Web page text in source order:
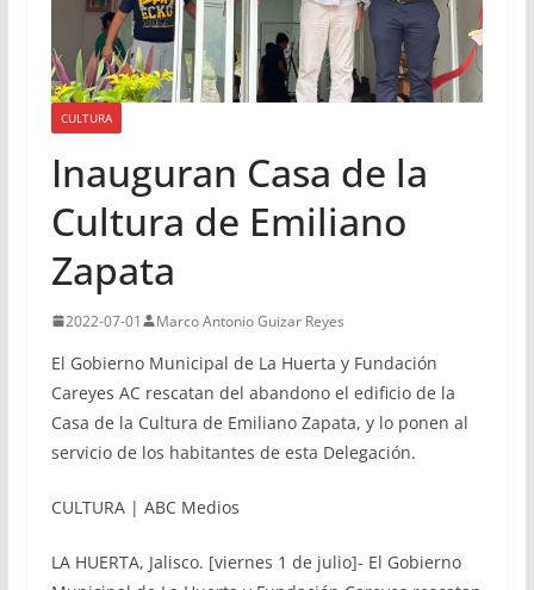
CULTURA
Inauguran Casa de la
Cultura de Emiliano
Zapata
2022-07-01 Marco Antonio Guizar Reyes
El Gobierno Municipal de La Huerta y Fundación
Careyes AC rescatan del abandono el edificio de la
Casa de la Cultura de Emiliano Zapata, y lo ponen al
servicio de los habitantes de esta Delegación.
CULTURA | ABC Medios
LA HUERTA, Jalisco. [viernes 1 de julio]- El Gobierno